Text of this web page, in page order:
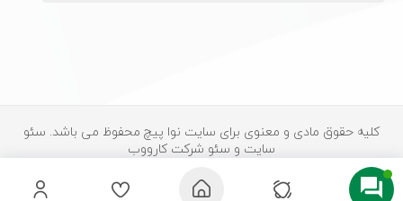
کلیه حقوق مادی و معنوی برای سایت نوا پیچ محفوظ می باشد. سئو
سایت و سئو شرکت کارووب
0